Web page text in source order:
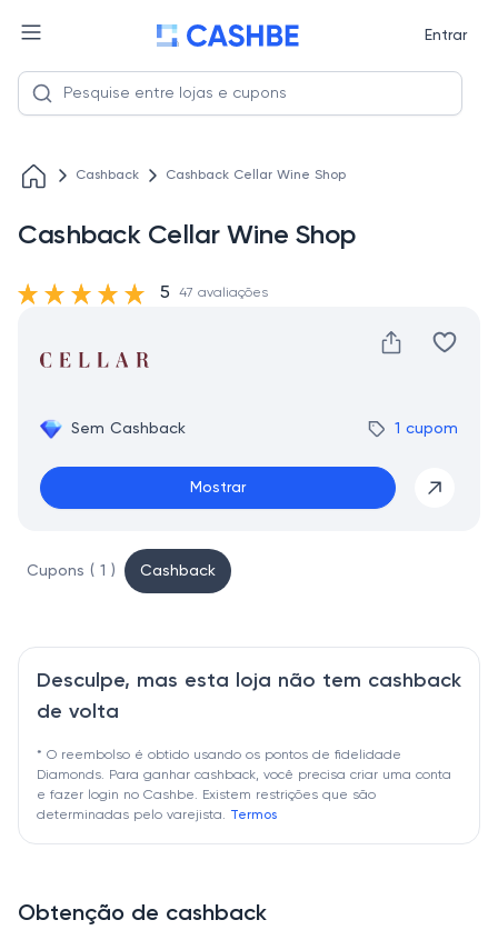
Entrar
Cashback Cashback Cellar Wine Shop
Cashback Cellar Wine Shop
Sem Cashback 1 cupom
Mostrar
5 47 avaliações
Cupons ( 1 ) Cashback
Desculpe, mas esta loja não tem cashback
de volta
* O reembolso é obtido usando os pontos de fidelidade
Diamonds. Para ganhar cashback, você precisa criar uma conta
e fazer login no Cashbe. Existem restrições que são
determinadas pelo varejista. Termos
Obtenção de cashback